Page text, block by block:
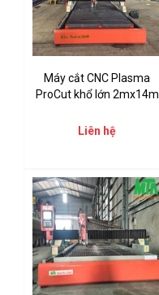
Máy cắt CNC Plasma
ProCut khổ lớn 2mx14m
Liên hệ